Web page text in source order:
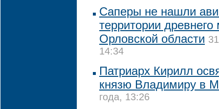
Саперы не нашли
территории
Орловской области
14:34
Патриарх Кирилл
князю Владимиру в
года, 13:26